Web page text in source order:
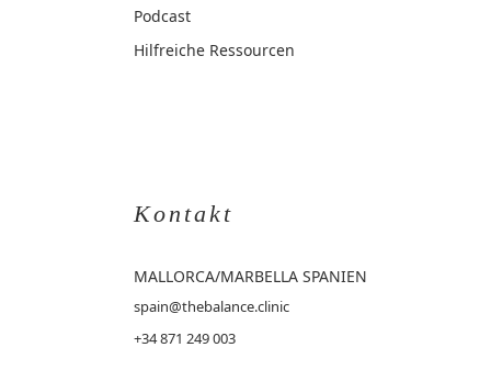
Podcast
Hilfreiche Ressourcen
Kontakt
MALLORCA/MARBELLA SPANIEN
spain@thebalance.clinic
+34 871 249 003